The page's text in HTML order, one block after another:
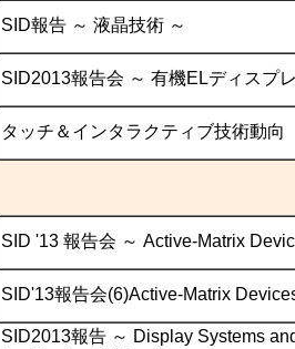
SID報告 ～ 液晶技術 ～
SID2013報告会 ～ 有機ELディスプ
タッチ＆インタラクティブ技術動向
SID '13 報告会 ～ Active-Matrix
SID'13報告会(6)Active-Matrix
SID2013報告 ～ Display Systems